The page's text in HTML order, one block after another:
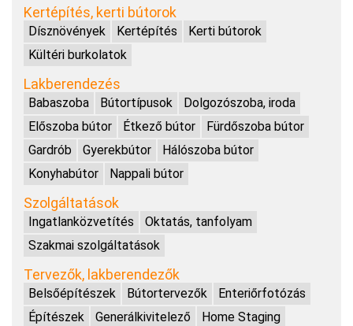
Kertépítés, kerti bútorok
Dísznövények Kertépítés
Kerti bútorok
Kültéri burkolatok
Lakberendezés
Babaszoba Bútortípusok
Dolgozószoba, iroda
Előszoba bútor
Étkező bútor
Fürdőszoba bútor
Gardrób
Gyerekbútor
Hálószoba bútor
Konyhabútor
Nappali bútor
Szolgáltatások
Ingatlanközvetítés
Oktatás, tanfolyam
Szakmai szolgáltatások
Tervezők, lakberendezők
Belsőépítészek Bútortervezők
Enteriőrfotózás
Építészek
Generálkivitelező
Home Staging